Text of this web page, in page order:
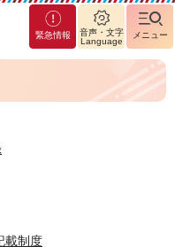
緊急情報
音声・文字
Language
メニュー
載制度